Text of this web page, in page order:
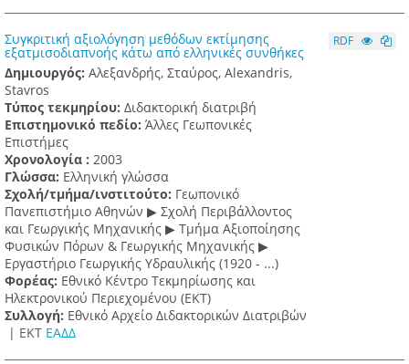
Συγκριτική αξιολόγηση μεθόδων εκτίμησης
εξατμισοδιαπνοής κάτω από ελληνικές συνθήκες
Δημιουργός: Αλεξανδρής, Σταύρος, Alexandris,
Stavros
Τύπος τεκμηρίου: Διδακτορική διατριβή
Επιστημονικό πεδίο: Άλλες Γεωπονικές
Επιστήμες
Χρονολογία : 2003
Γλώσσα: Ελληνική γλώσσα
Σχολή/τμήμα/ινστιτούτο: Γεωπονικό
Πανεπιστήμιο Αθηνών ▶ Σχολή Περιβάλλοντος
και Γεωργικής Μηχανικής ▶ Τμήμα Αξιοποίησης
Φυσικών Πόρων & Γεωργικής Μηχανικής ▶
Εργαστήριο Γεωργικής Υδραυλικής (1920 - ...)
Φορέας: Εθνικό Κέντρο Τεκμηρίωσης και
Ηλεκτρονικού Περιεχομένου (ΕΚΤ)
Συλλογή: Εθνικό Αρχείο Διδακτορικών Διατριβών
| ΕΚΤ ΕΑΔΔ
RDF